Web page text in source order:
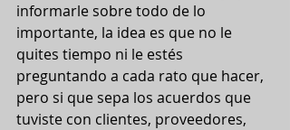
informarle sobre todo de lo
importante, la idea es que no le
quites tiempo ni le estés
preguntando a cada rato que hacer,
pero si que sepa los acuerdos que
tuviste con clientes, proveedores,